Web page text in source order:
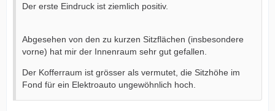
Der erste Eindruck ist ziemlich positiv.
Abgesehen von den zu kurzen Sitzflächen (insbesondere
vorne) hat mir der Innenraum sehr gut gefallen.
Der Kofferraum ist grösser als vermutet, die Sitzhöhe im
Fond für ein Elektroauto ungewöhnlich hoch.